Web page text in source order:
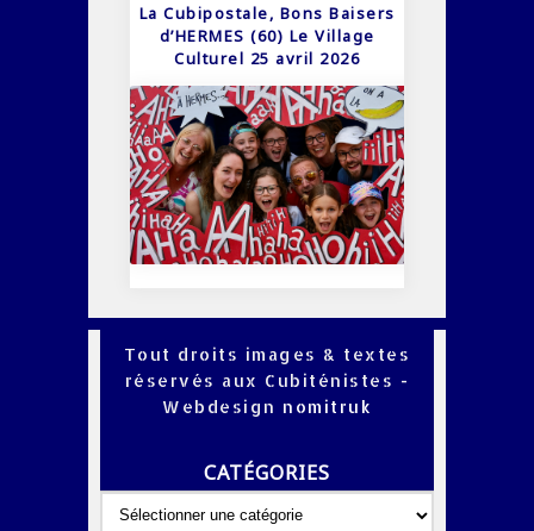
La Cubipostale, Bons Baisers
d’HERMES (60) Le Village
Culturel 25 avril 2026
Tout droits images & textes
réservés aux Cubiténistes -
Webdesign nomitruk
CATÉGORIES
Catégories